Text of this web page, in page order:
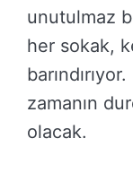
unutulmaz
her sokak,
zamanın
olacak.